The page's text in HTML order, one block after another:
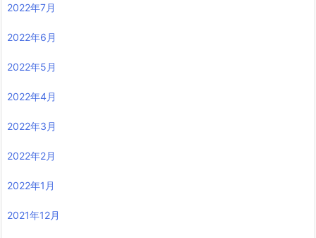
2022年7月
2022年6月
2022年5月
2022年4月
2022年3月
2022年2月
2022年1月
2021年12月